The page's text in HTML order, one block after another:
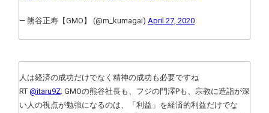
— 熊谷正寿【GMO】 (@m_kumagai) April 27, 2020
人は経済の成功だけでなく精神の成功も必要ですね
RT @itaru9Z: GMOの熊谷社長も、フジの門澤Pも、宗教に造詣が深
い人の視点が勉強になるのは、「利益」を経済的利益だけでな